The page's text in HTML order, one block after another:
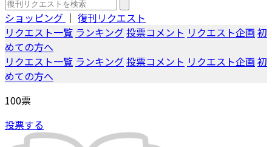
ショッピング ｜ 復刊リクエスト
リクエスト一覧 ランキング投票コメント リクエスト企画 初
めての方へ
リクエスト一覧 ランキング投票コメント リクエスト企画 初
めての方へ
100票
投票する